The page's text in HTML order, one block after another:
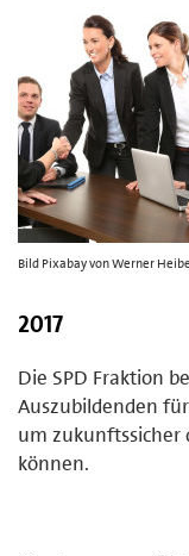
Bild Pixabay von Werner
2017
Die SPD Fraktion
Auszubildenden
um zukunftssicher
können.